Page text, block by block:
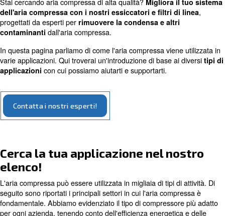
A seconda dell'applicazione, è possibile scegliere tra
pistoneocompressori a vite disponibili in opzioni
variabile, a velocità fissa e a magneti permanenti
compressori d'aria lubrificati e oil-free
per
esigenze specifiche.
dell'aria compressa con i nostri essiccatori e filtri
progettati da esperti per
contaminantidall'aria compressa.
varie applicazioni. Qui troverai un'introduzione di base
applicazioni
Contatta i nostri esperti!